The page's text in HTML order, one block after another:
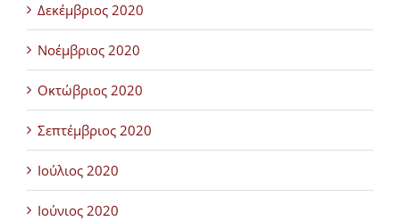
Δεκέμβριος 2020
Νοέμβριος 2020
Οκτώβριος 2020
Σεπτέμβριος 2020
Ιούλιος 2020
Ιούνιος 2020